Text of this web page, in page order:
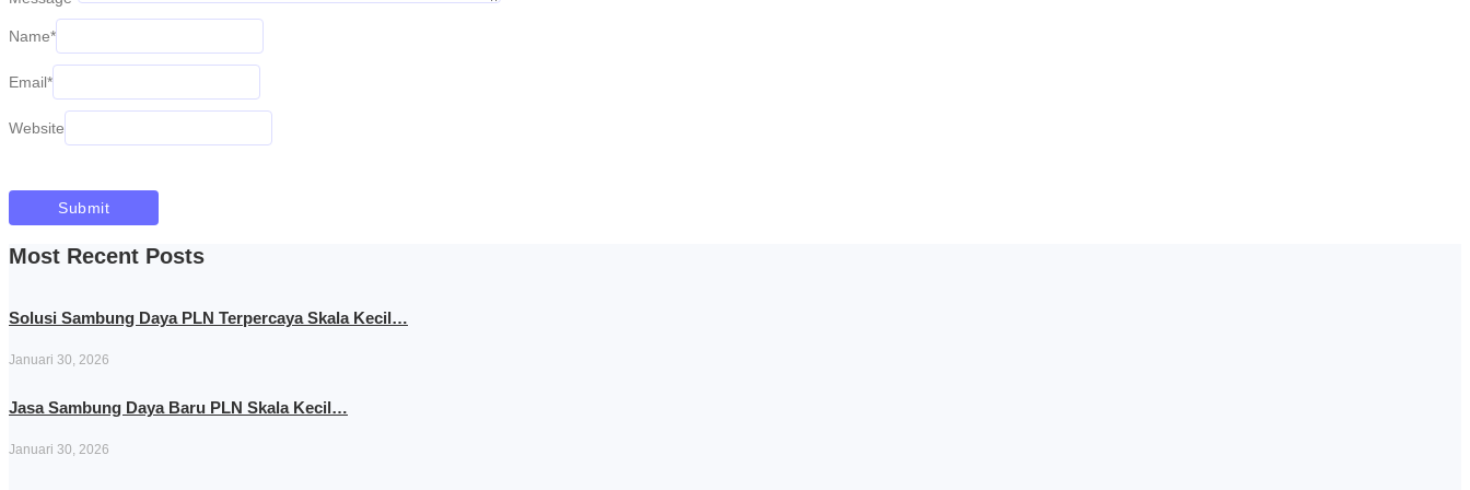
Name*
Email*
Website
Most Recent Posts
Solusi Sambung Daya PLN Terpercaya Skala Kecil…
Januari 30, 2026
Jasa Sambung Daya Baru PLN Skala Kecil…
Januari 30, 2026